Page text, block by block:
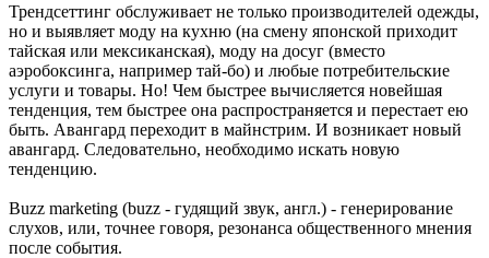
Трендсеттинг обслуживает не только производителей одежды,
но и выявляет моду на кухню (на смену японской приходит
тайская или мексиканская), моду на досуг (вместо
аэробоксинга, например тай-бо) и любые потребительские
услуги и товары. Но! Чем быстрее вычисляется новейшая
тенденция, тем быстрее она распространяется и перестает ею
быть. Авангард переходит в майнстрим. И возникает новый
авангард. Следовательно, необходимо искать новую
тенденцию.
Buzz marketing (buzz - гудящий звук, англ.) - генерирование
слухов, или, точнее говоря, резонанса общественного мнения
после события.